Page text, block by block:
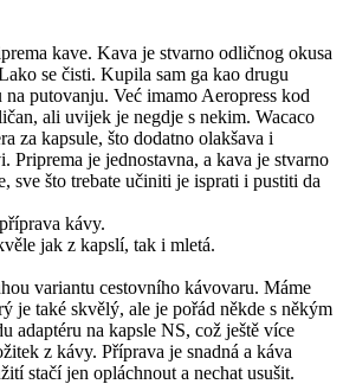
kave. Kava je stvarno odličnog okusa
se čisti. Kupila sam ga kao drugu
na putovanju. Već imamo Aeropress kod
ali uvijek je negdje s nekim. Wacaco
za kapsule, što dodatno olakšava i
Priprema je jednostavna, a kava je stvarno
sve što trebate učiniti je isprati i pustiti da
kávy.
jak z kapslí, tak i mletá.
variantu cestovního kávovaru. Máme
je také skvělý, ale je pořád někde s někým
adaptéru na kapsle NS, což ještě více
z kávy. Příprava je snadná a káva
stačí jen opláchnout a nechat usušit.